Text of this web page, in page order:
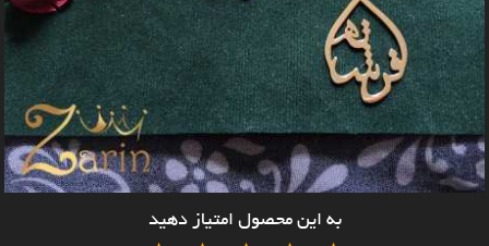
به این محصول امتیاز دهید